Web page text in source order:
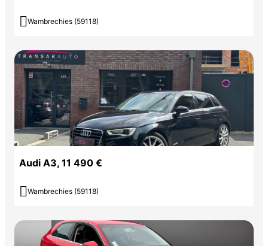
 Wambrechies (59118)
Audi A3, 11 490 €
 Wambrechies (59118)